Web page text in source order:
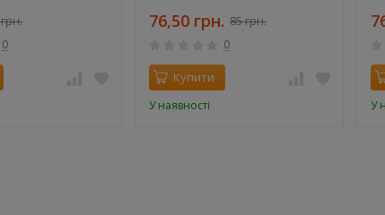
0
76,50 грн. 85 грн.
0
Купити
У наявності У